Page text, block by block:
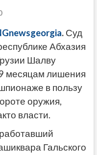
.Суд
Абхазия
Шалву
месяцам лишения
в пользу
оружия,
власти.
Гальского